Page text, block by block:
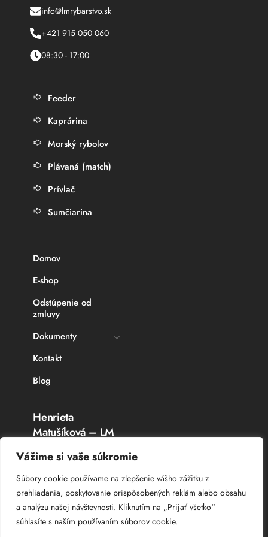
Vážime si vaše súkromie
Súbory cookie používame na zlepšenie vášho zážitku z
prehliadania, poskytovanie prispôsobených reklám alebo obsahu
a analýzu našej návštevnosti. Kliknutím na „Prijať všetko“
súhlasíte s naším používaním súborov cookie.
info@lmrybarstvo.sk
+421 915 050 060
08:30 - 17:00
Feeder
Kaprárina
Morský rybolov
Plávaná (match)
Prívlač
Sumčiarina
Domov
E-shop
Odstúpenie od
zmluvy
Dokumenty
Kontakt
Blog
Henrieta
Matušíková – LM
Rybárske potreby
Topoľčany
IČO: 336 764 53
DIČ: 102 044 8385